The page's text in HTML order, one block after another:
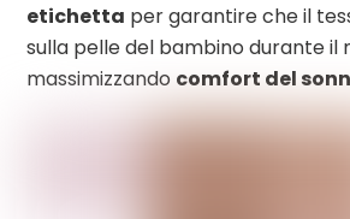
etichetta per garantire che il
sulla pelle del bambino durante il
massimizzando comfort del